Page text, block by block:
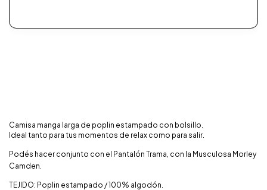
Camisa manga larga de poplin estampado con bolsillo.
Ideal tanto para tus momentos de relax como para salir.
Podés hacer conjunto con el Pantalón Trama, con la Musculosa Morley
Camden.
TEJIDO: Poplin estampado / 100% algodón.